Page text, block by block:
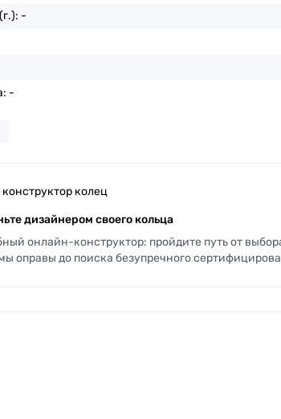
-
-
колец
дизайнером своего кольца
онлайн-конструктор: пройдите путь от
оправы до поиска безупречного